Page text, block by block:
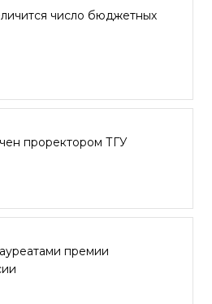
число бюджетных
проректором ТГУ
премии